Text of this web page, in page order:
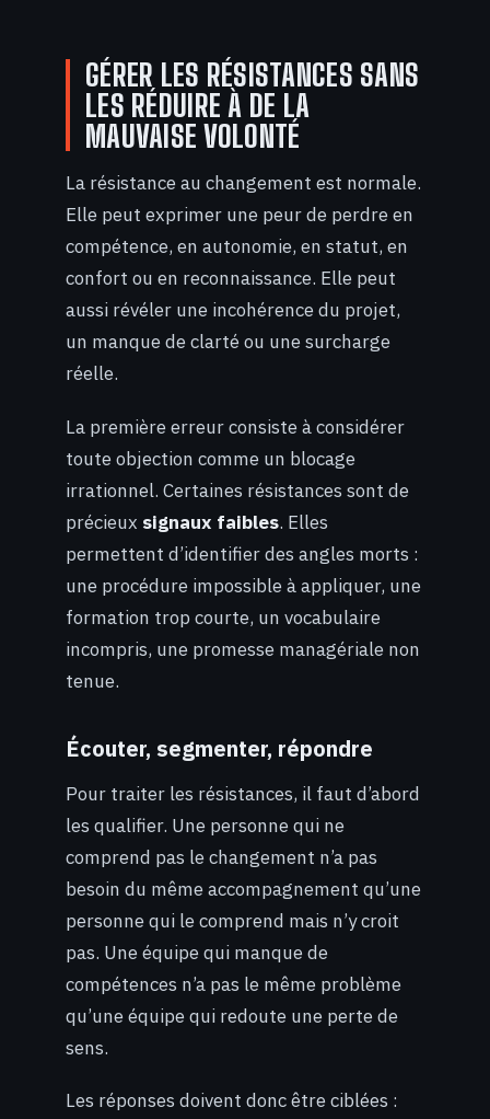
GÉRER LES RÉSISTANCES SANS
LES RÉDUIRE À DE LA
MAUVAISE VOLONTÉ
La résistance au changement est normale.
Elle peut exprimer une peur de perdre en
compétence, en autonomie, en statut, en
confort ou en reconnaissance. Elle peut
aussi révéler une incohérence du projet,
un manque de clarté ou une surcharge
réelle.
La première erreur consiste à considérer
toute objection comme un blocage
irrationnel. Certaines résistances sont de
précieux signaux faibles. Elles
permettent d’identifier des angles morts :
une procédure impossible à appliquer, une
formation trop courte, un vocabulaire
incompris, une promesse managériale non
tenue.
Écouter, segmenter, répondre
Pour traiter les résistances, il faut d’abord
les qualifier. Une personne qui ne
comprend pas le changement n’a pas
besoin du même accompagnement qu’une
personne qui le comprend mais n’y croit
pas. Une équipe qui manque de
compétences n’a pas le même problème
qu’une équipe qui redoute une perte de
sens.
Les réponses doivent donc être ciblées :